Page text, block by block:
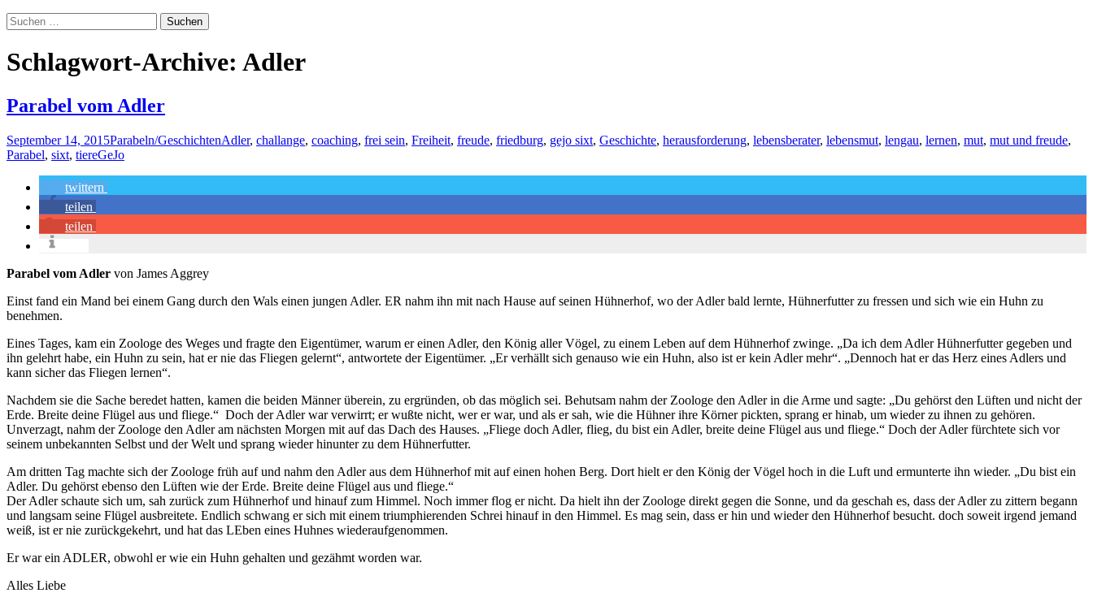
Suchen
nach:
Schlagwort-Archive: Adler
Parabel vom Adler
September 14, 2015Parabeln/GeschichtenAdler, challange, coaching, frei sein, Freiheit, freude, friedburg, gejo sixt, Geschichte, herausforderung, lebensberater, lebensmut, lengau, lernen, mut, mut und freude,
Parabel, sixt, tiereGeJo
twittern
teilen
teilen
Parabel vom Adler von James Aggrey
Einst fand ein Mand bei einem Gang durch den Wals einen jungen Adler. ER nahm ihn mit nach Hause auf seinen Hühnerhof, wo der Adler bald lernte, Hühnerfutter zu fressen und sich wie ein Huhn zu
benehmen.
Eines Tages, kam ein Zoologe des Weges und fragte den Eigentümer, warum er einen Adler, den König aller Vögel, zu einem Leben auf dem Hühnerhof zwinge. „Da ich dem Adler Hühnerfutter gegeben und
ihn gelehrt habe, ein Huhn zu sein, hat er nie das Fliegen gelernt“, antwortete der Eigentümer. „Er verhällt sich genauso wie ein Huhn, also ist er kein Adler mehr“. „Dennoch hat er das Herz eines Adlers und
kann sicher das Fliegen lernen“.
Nachdem sie die Sache beredet hatten, kamen die beiden Männer überein, zu ergründen, ob das möglich sei. Behutsam nahm der Zoologe den Adler in die Arme und sagte: „Du gehörst den Lüften und nicht der
Erde. Breite deine Flügel aus und fliege.“ Doch der Adler war verwirrt; er wußte nicht, wer er war, und als er sah, wie die Hühner ihre Körner pickten, sprang er hinab, um wieder zu ihnen zu gehören.
Unverzagt, nahm der Zoologe den Adler am nächsten Morgen mit auf das Dach des Hauses. „Fliege doch Adler, flieg, du bist ein Adler, breite deine Flügel aus und fliege.“ Doch der Adler fürchtete sich vor
seinem unbekannten Selbst und der Welt und sprang wieder hinunter zu dem Hühnerfutter.
Am dritten Tag machte sich der Zoologe früh auf und nahm den Adler aus dem Hühnerhof mit auf einen hohen Berg. Dort hielt er den König der Vögel hoch in die Luft und ermunterte ihn wieder. „Du bist ein
Adler. Du gehörst ebenso den Lüften wie der Erde. Breite deine Flügel aus und fliege.“
Der Adler schaute sich um, sah zurück zum Hühnerhof und hinauf zum Himmel. Noch immer flog er nicht. Da hielt ihn der Zoologe direkt gegen die Sonne, und da geschah es, dass der Adler zu zittern begann
und langsam seine Flügel ausbreitete. Endlich schwang er sich mit einem triumphierenden Schrei hinauf in den Himmel. Es mag sein, dass er hin und wieder den Hühnerhof besucht. doch soweit irgend jemand
weiß, ist er nie zurückgekehrt, und hat das LEben eines Huhnes wiederaufgenommen.
Er war ein ADLER, obwohl er wie ein Huhn gehalten und gezähmt worden war.
Alles Liebe